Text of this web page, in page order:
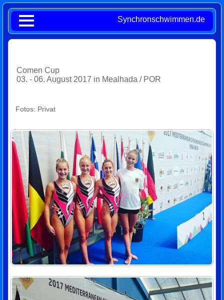
Synchronschwimmen.de
Comen Cup
03. - 06. August 2017 in Mealhada / POR
Fotos: Privat